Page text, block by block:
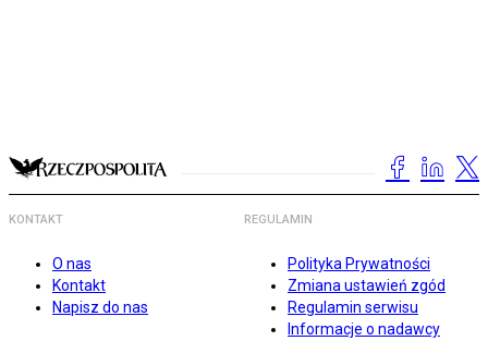
KONTAKT
O nas
Kontakt
Napisz do nas
REGULAMIN
Polityka Prywatności
Zmiana ustawień zgód
Regulamin serwisu
Informacje o nadawcy